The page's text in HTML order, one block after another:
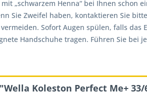
„schwarzem Henna“ bei Ihnen schon
Sie Zweifel haben, kontaktieren Sie
Sofort Augen spülen, falls
Handschuhe tragen. Führen Sie
Koleston Perfect Me+